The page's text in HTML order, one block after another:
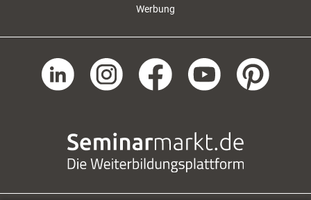
Werbung